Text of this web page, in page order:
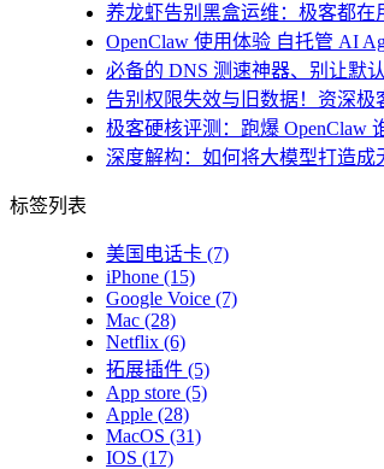
养龙虾告别黑盒运维：极客都在
OpenClaw 使用体验 自托管 AI
必备的 DNS 测速神器、别让默
告别权限失效与旧数据！资深极
极客硬核评测：跑爆 OpenClaw
深度解构：如何将大模型打造
标签列表
美国电话卡 (7)
iPhone (15)
Google Voice (7)
Mac (28)
Netflix (6)
拓展插件 (5)
App store (5)
Apple (28)
MacOS (31)
IOS (17)